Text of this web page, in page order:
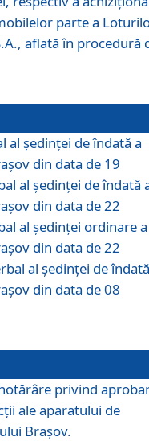
parte a
aflată în procedură
al şedinţei de îndată a
din data de 19
al şedinţei de îndată
din data de 22
al şedinţei ordinare a
din data de 22
al şedinţei de
din data de 08
privind
ale aparatului de
Braşov.